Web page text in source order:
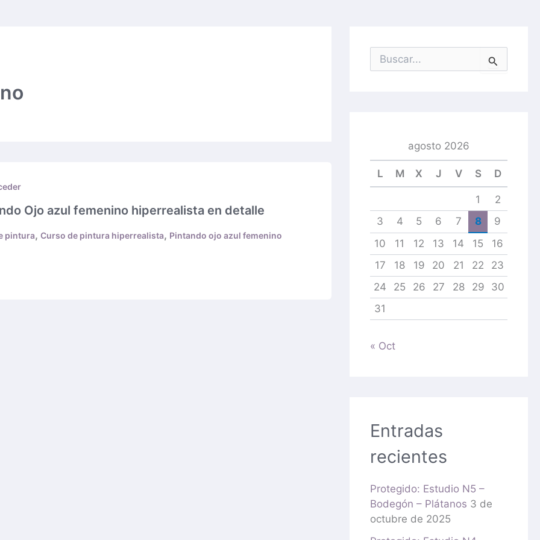
Ojo azul femenino hiperrealista en detalle
pintura, Curso de pintura hiperrealista, Pintando ojo azul femenino
u
agosto 2026
L M X J V S D
1
2
3
4 5 6 7 8
9
10
11 12 13 14 15
16
17
18 19 20 21 22
23
24
25 26 27 28 29
30
31
« Oct
Entradas
recientes
Protegido: Estudio N5 –
Bodegón – Plátanos 3 de
octubre de 2025